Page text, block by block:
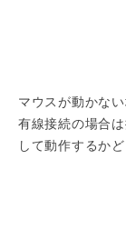
マウスが動かな
有線接続の場合
して動作するか